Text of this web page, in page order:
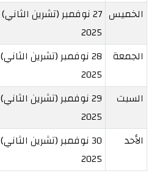
الخميس
27 نوفمبر (تشرين الثاني)
2025
الجمعة
28 نوفمبر (تشرين الثاني)
2025
السبت
29 نوفمبر (تشرين الثاني)
2025
الأحد
30 نوفمبر (تشرين الثاني)
2025